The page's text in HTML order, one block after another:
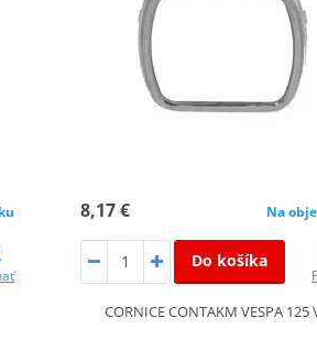
8,17 € Na
Do košíka
CORNICE CONTAKM VESPA 125